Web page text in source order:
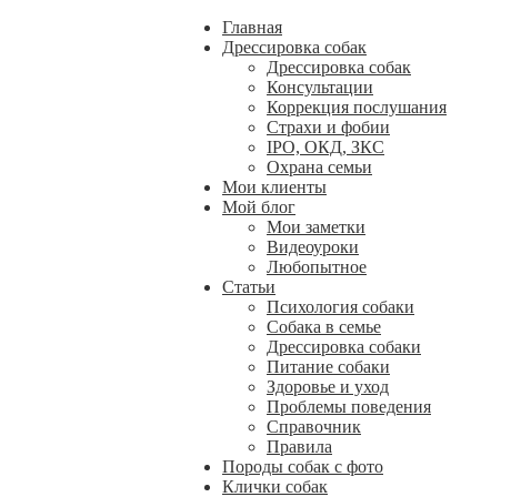
Главная
Дрессировка собак
Дрессировка собак
Консультации
Коррекция послушания
Страхи и фобии
IPO, ОКД, ЗКС
Охрана семьи
Мои клиенты
Мой блог
Мои заметки
Видеоуроки
Любопытное
Статьи
Психология собаки
Собака в семье
Дрессировка собаки
Питание собаки
Здоровье и уход
Проблемы поведения
Справочник
Правила
Породы собак с фото
Клички собак